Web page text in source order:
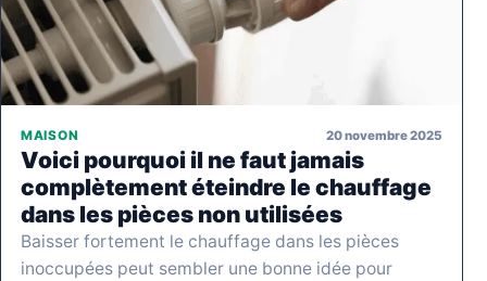
MAISON 20 novembre 2025
Voici pourquoi il ne faut jamais
complètement éteindre le chauffage
dans les pièces non utilisées
Baisser fortement le chauffage dans les pièces
inoccupées peut sembler une bonne idée pour